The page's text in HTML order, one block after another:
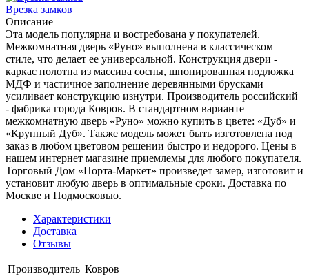
Врезка замков
Описание
Эта модель популярна и востребована у покупателей.
Межкомнатная дверь «Руно» выполнена в классическом
стиле, что делает ее универсальной. Конструкция двери -
каркас полотна из массива сосны, шпонированная подложка
МДФ и частичное заполнение деревянными брусками
усиливает конструкцию изнутри. Производитель российский
- фабрика города Ковров. В стандартном варианте
межкомнатную дверь «Руно» можно купить в цвете: «Дуб» и
«Крупный Дуб». Также модель может быть изготовлена под
заказ в любом цветовом решении быстро и недорого. Цены в
нашем интернет магазине приемлемы для любого покупателя.
Торговый Дом «Порта-Маркет» произведет замер, изготовит и
установит любую дверь в оптимальные сроки. Доставка по
Москве и Подмосковью.
Характеристики
Доставка
Отзывы
Производитель Ковров